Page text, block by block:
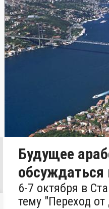
Будущее
обсуждаться
6-7 октября в
тему "Переход